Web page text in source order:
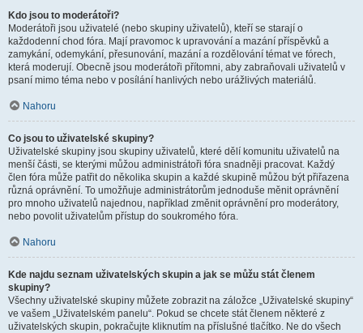
Kdo jsou to moderátoři?
Moderátoři jsou uživatelé (nebo skupiny uživatelů), kteří se starají o
každodenní chod fóra. Mají pravomoc k upravování a mazání příspěvků a
zamykání, odemykání, přesunování, mazání a rozdělování témat ve fórech,
která moderují. Obecně jsou moderátoři přítomni, aby zabraňovali uživatelů v
psaní mimo téma nebo v posílání hanlivých nebo urážlivých materiálů.
Nahoru
Co jsou to uživatelské skupiny?
Uživatelské skupiny jsou skupiny uživatelů, které dělí komunitu uživatelů na
menší části, se kterými můžou administrátoři fóra snadněji pracovat. Každý
člen fóra může patřit do několika skupin a každé skupině můžou být přiřazena
různá oprávnění. To umožňuje administrátorům jednoduše měnit oprávnění
pro mnoho uživatelů najednou, například změnit oprávnění pro moderátory,
nebo povolit uživatelům přístup do soukromého fóra.
Nahoru
Kde najdu seznam uživatelských skupin a jak se můžu stát členem
skupiny?
Všechny uživatelské skupiny můžete zobrazit na záložce „Uživatelské skupiny“
ve vašem „Uživatelském panelu“. Pokud se chcete stát členem některé z
uživatelských skupin, pokračujte kliknutím na příslušné tlačítko. Ne do všech